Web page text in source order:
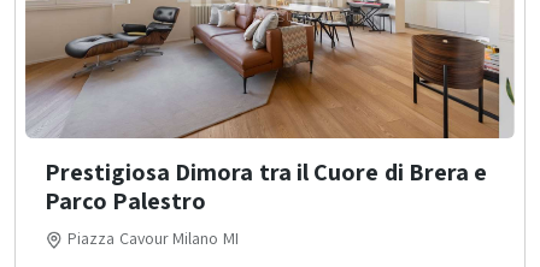
Prestigiosa Dimora tra il Cuore di Brera e
Parco Palestro
Piazza Cavour Milano MI